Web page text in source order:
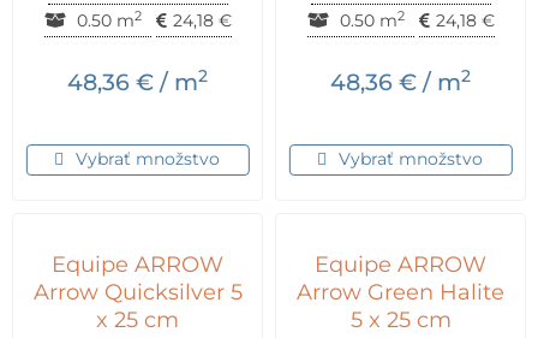
0.50 m2 24,18 €
48,36 € / m2
Vybrať množstvo
0.50 m2 24,18 €
48,36 € / m2
Vybrať množstvo
Equipe ARROW
Arrow Quicksilver 5
x 25 cm
Equipe ARROW
Arrow Green Halite
5 x 25 cm